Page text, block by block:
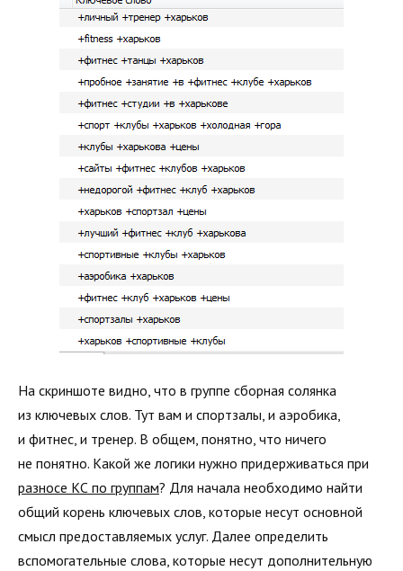
На скриншоте видно, что в группе сборная солянка
из ключевых слов. Тут вам и спортзалы, и аэробика,
и фитнес, и тренер. В общем, понятно, что ничего
не понятно. Какой же логики нужно придерживаться при
разносе КС по группам? Для начала необходимо найти
общий корень ключевых слов, которые несут основной
смысл предоставляемых услуг. Далее определить
вспомогательные слова, которые несут дополнительную